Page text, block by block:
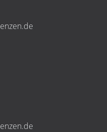
enzen.de
enzen.de